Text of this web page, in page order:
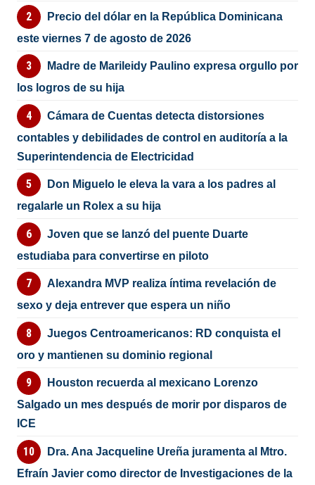
Precio del dólar en la República Dominicana
este viernes 7 de agosto de 2026
Madre de Marileidy Paulino expresa orgullo por
los logros de su hija
Cámara de Cuentas detecta distorsiones
contables y debilidades de control en auditoría a la
Superintendencia de Electricidad
Don Miguelo le eleva la vara a los padres al
regalarle un Rolex a su hija
Joven que se lanzó del puente Duarte
estudiaba para convertirse en piloto
Alexandra MVP realiza íntima revelación de
sexo y deja entrever que espera un niño
Juegos Centroamericanos: RD conquista el
oro y mantienen su dominio regional
Houston recuerda al mexicano Lorenzo
Salgado un mes después de morir por disparos de
ICE
Dra. Ana Jacqueline Ureña juramenta al Mtro.
Efraín Javier como director de Investigaciones de la